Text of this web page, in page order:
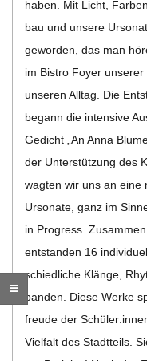
L
D
S
C
H
M
I
D
haben. Mit Licht,
bau und unsere
gewor­den, das man
im Bis­tro Foyer
unse­ren All­tag. Die
begann die inten­sive
Gedicht „An Anna
der Unter­stüt­zung des
wag­ten wir uns an eine
Urso­nate, ganz im
in Pro­gress.
ent­stan­den 16
schied­li­che Klänge,
ban­den. Diese Werke
freude der
Viel­falt des Stadt­teils.